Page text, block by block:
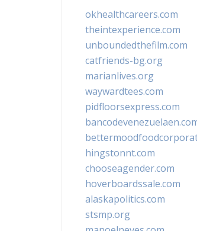
okhealthcareers.com
theintexperience.com
unboundedthefilm.com
catfriends-bg.org
marianlives.org
waywardtees.com
pidfloorsexpress.com
hingstonnt.com
chooseagender.com
hoverboardssale.com
alaskapolitics.com
stsmp.org